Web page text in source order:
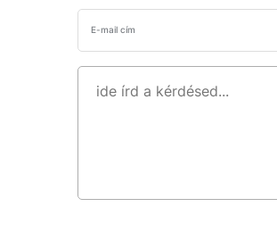
E-mail cím